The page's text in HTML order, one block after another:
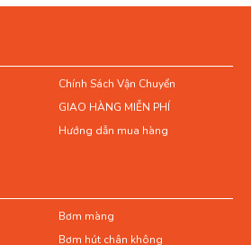
Chính Sách Vận Chuyển
GIAO HÀNG MIỄN PHÍ
Hướng dẫn mua hàng
Bơm màng
Bơm hút chân không